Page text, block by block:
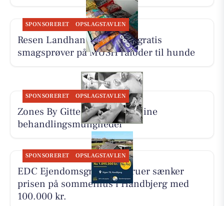
SPONSORERET OPSLAGSTAVLEN
Resen Landhandel tilbyder gratis
smagsprøver på MUSH råfoder til hunde
SPONSORERET OPSLAGSTAVLEN
Zones By Gitte præsenterer sine
behandlingsmuligheder
SPONSORERET OPSLAGSTAVLEN
EDC Ejen­doms­grup­pen Struer sænker
prisen på sommerhus i Handbjerg med
100.000 kr.